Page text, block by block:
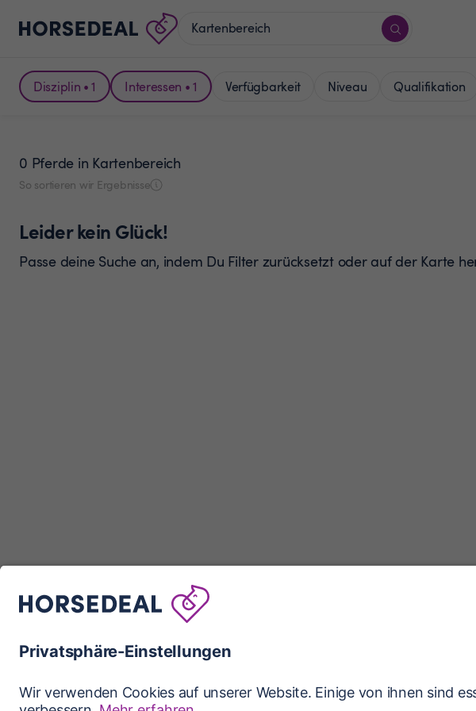
Disziplin • 1 Interessen • 1 Verfügbarkeit Niveau Qualifikation
0 Pferde in Kartenbereich
So sortieren wir Ergebnisse
Leider kein Glück!
Passe deine Suche an, indem Du Filter zurücksetzt oder auf der Karte